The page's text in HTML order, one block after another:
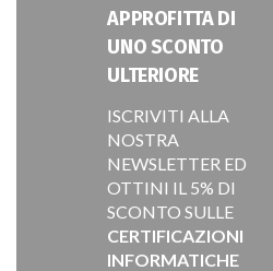
APPROFITTA DI
UNO SCONTO
ULTERIORE
ISCRIVITI ALLA
NOSTRA
NEWSLETTER ED
OTTINI IL 5% DI
SCONTO SULLE
CERTIFICAZIONI
INFORMATICHE